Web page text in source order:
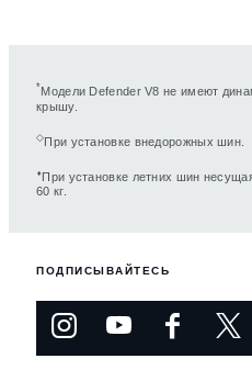
*Модели Defender V8 не имеют
крышу.
◇При установке внедорожных шин.
⬧ При установке летних шин
60 кг.
ПОДПИСЫВАЙТЕСЬ